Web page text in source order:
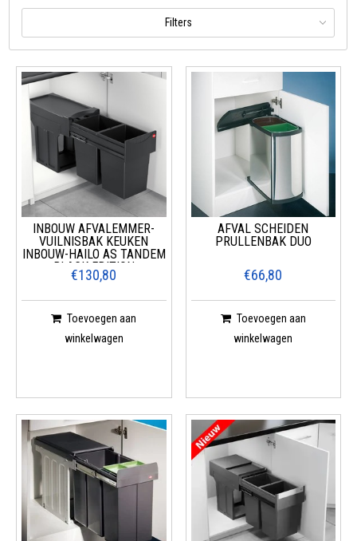
Filters
INBOUW AFVALEMMER-
VUILNISBAK KEUKEN
INBOUW-HAILO AS TANDEM
BLACK EDITION
€130,80
Toevoegen aan
winkelwagen
AFVAL SCHEIDEN
PRULLENBAK DUO
€66,80
Toevoegen aan
winkelwagen